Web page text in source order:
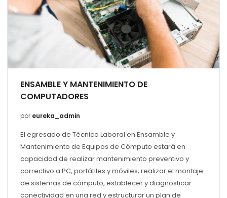
ENSAMBLE Y MANTENIMIENTO DE
COMPUTADORES
por eureka_admin
El egresado de Técnico Laboral en Ensamble y
Mantenimiento de Equipos de Cómputo estará en
capacidad de realizar mantenimiento preventivo y
correctivo a PC, portátiles y móviles; realizar el montaje
de sistemas de cómputo, establecer y diagnosticar
conectividad en una red y estructurar un plan de